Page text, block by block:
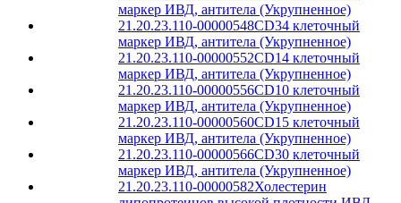
маркер ИВД, антитела (Укрупненное)
21.20.23.110-00000548CD34 клеточный
маркер ИВД, антитела (Укрупненное)
21.20.23.110-00000552CD14 клеточный
маркер ИВД, антитела (Укрупненное)
21.20.23.110-00000556CD10 клеточный
маркер ИВД, антитела (Укрупненное)
21.20.23.110-00000560CD15 клеточный
маркер ИВД, антитела (Укрупненное)
21.20.23.110-00000566CD30 клеточный
маркер ИВД, антитела (Укрупненное)
21.20.23.110-00000582Холестерин